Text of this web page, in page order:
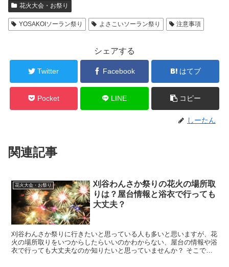
花火大会・お祭り
YOSAKOIソーラン祭り よさこいソーラン祭り 注意事項
シェアする
Twitter Facebook はてブ
Pocket LINE コピー
しーたん
関連記事
花火大会・お祭り
刈谷わんさか祭りの花火の場所取
りは？屋台情報と浴衣で行っても
大丈夫？
刈谷わんさか祭りに行きたいと思っている人も多いと思いますが、花
火の場所取りをいつからしたらいいのかわからない、屋台の情報や浴
衣で行っても大丈夫なのか知りたいと思っていませんか？ そこで今